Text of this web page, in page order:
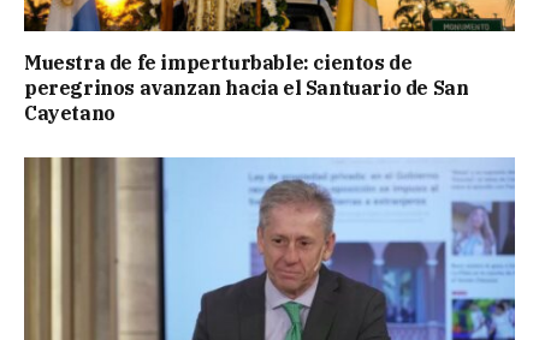
Muestra de fe imperturbable: cientos de
peregrinos avanzan hacia el Santuario de San
Cayetano